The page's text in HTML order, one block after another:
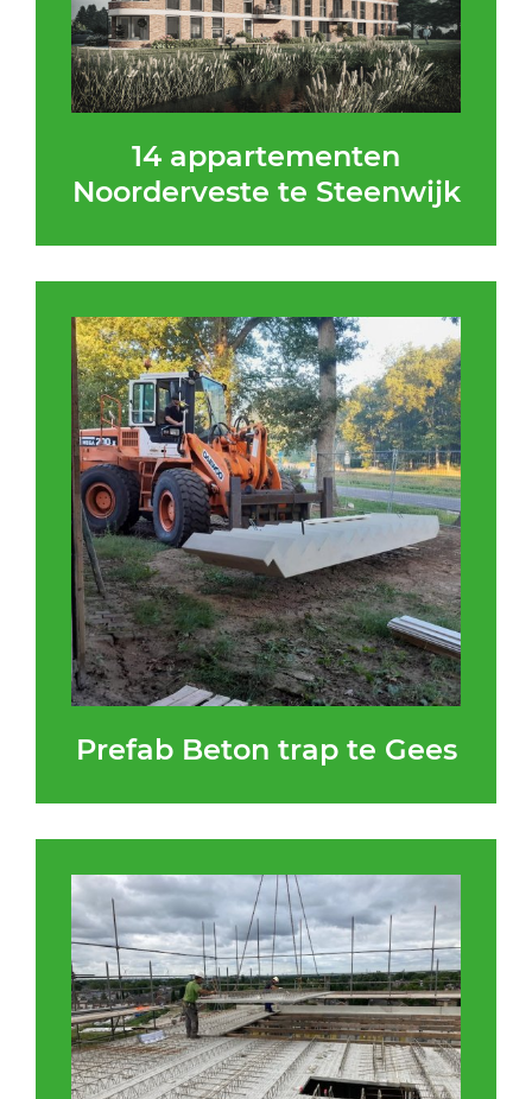
14 appartementen
Noorderveste te Steenwijk
Prefab Beton trap te Gees